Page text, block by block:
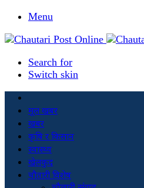
Menu
Search for
Switch skin
मूल खबर
खबर
कृषि र किसान
स्वास्थ्य
खेलकुद
चौतारी विशेष